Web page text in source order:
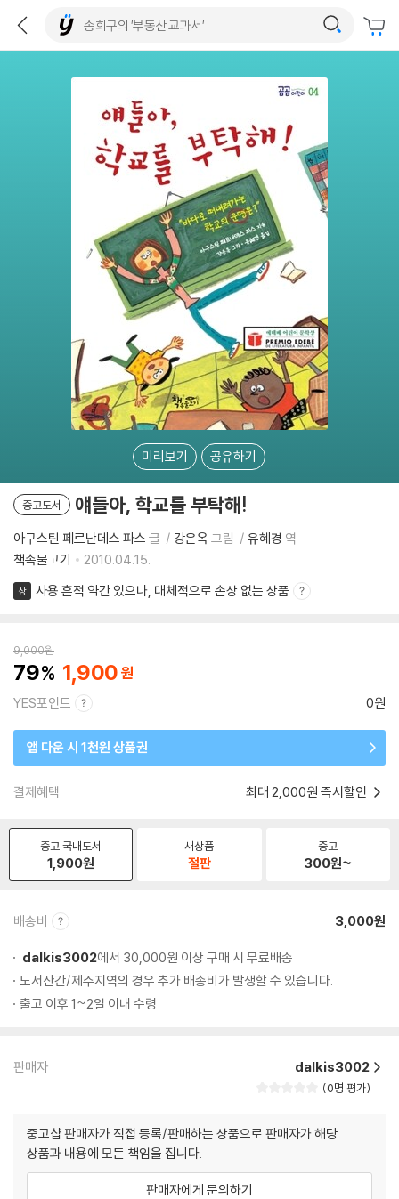
미리보기 공유하기
중고도서 얘들아, 학교를 부탁해!
아구스틴 페르난데스 파스 글 강은옥 그림 유혜경 역
책속물고기
2010.04.15.
상 사용 흔적 약간 있으나, 대체적으로 손상 없는 상품
9,000원
79 1,900
YES포인트 0원
앱 다운 시 1천원 상품권
결제혜택 최대 2,000원 즉시할인
중고 국내도서
1,900원
새상품
절판
중고
300원~
배송비 3,000원
dalkis3002에서 30,000원 이상 구매 시 무료배송
도서산간/제주지역의 경우 추가 배송비가 발생할 수 있습니다.
출고 이후 1~2일 이내 수령
판매자 dalkis3002
0명 평가
중고샵 판매자가 직접 등록/판매하는 상품으로 판매자가 해당
상품과 내용에 모든 책임을 집니다.
판매자에게 문의하기